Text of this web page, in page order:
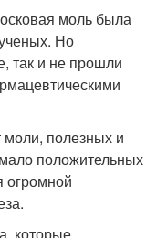
моль была
Но
так и не прошли
моли, полезных и
положительных
огромной